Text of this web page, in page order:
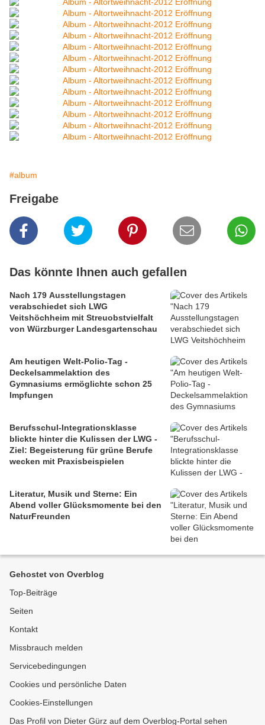
#album
Freigabe
Das könnte Ihnen auch gefallen
Nach 179 Ausstellungstagen
verabschiedet sich LWG
Veitshöchheim mit Streuobstvielfalt
von Würzburger Landesgartenschau
Am heutigen Welt-Polio-Tag -
Deckelsammelaktion des
Gymnasiums ermöglichte schon 25
Impfungen
Berufsschul-Integrationsklasse
blickte hinter die Kulissen der LWG -
Ziel: Begeisterung für grüne Berufe
wecken mit Praxisbeispielen
Literatur, Musik und Sterne: Ein
Abend voller Glücksmomente bei den
NaturFreunden
Gehostet von Overblog
Top-Beiträge
Seiten
Kontakt
Missbrauch melden
Servicebedingungen
Cookies und persönliche Daten
Cookies-Einstellungen
Das Profil von Dieter Gürz auf dem Overblog-Portal sehen